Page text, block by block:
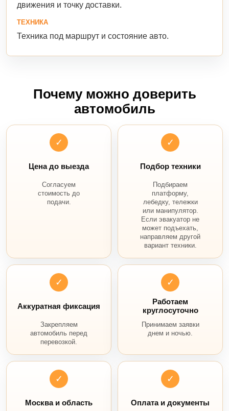
движения и точку доставки.
ТЕХНИКА
Техника под маршрут и состояние авто.
Почему можно доверить
автомобиль
✓
Цена до выезда
Согласуем
стоимость до
подачи.
✓
Подбор техники
Подбираем
платформу,
лебедку, тележки
или манипулятор.
Если эвакуатор не
может подъехать,
направляем другой
вариант техники.
✓
Аккуратная фиксация
Закрепляем
автомобиль перед
перевозкой.
✓
Работаем
круглосуточно
Принимаем заявки
днем и ночью.
✓
Москва и область
✓
Оплата и документы